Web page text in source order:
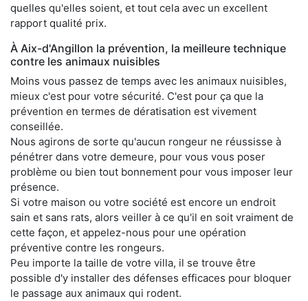
quelles qu'elles soient, et tout cela avec un excellent
rapport qualité prix.
À Aix-d'Angillon la prévention, la meilleure technique
contre les animaux nuisibles
Moins vous passez de temps avec les animaux nuisibles,
mieux c'est pour votre sécurité. C'est pour ça que la
prévention en termes de dératisation est vivement
conseillée.
Nous agirons de sorte qu'aucun rongeur ne réussisse à
pénétrer dans votre demeure, pour vous vous poser
problème ou bien tout bonnement pour vous imposer leur
présence.
Si votre maison ou votre société est encore un endroit
sain et sans rats, alors veiller à ce qu'il en soit vraiment de
cette façon, et appelez-nous pour une opération
préventive contre les rongeurs.
Peu importe la taille de votre villa, il se trouve être
possible d'y installer des défenses efficaces pour bloquer
le passage aux animaux qui rodent.